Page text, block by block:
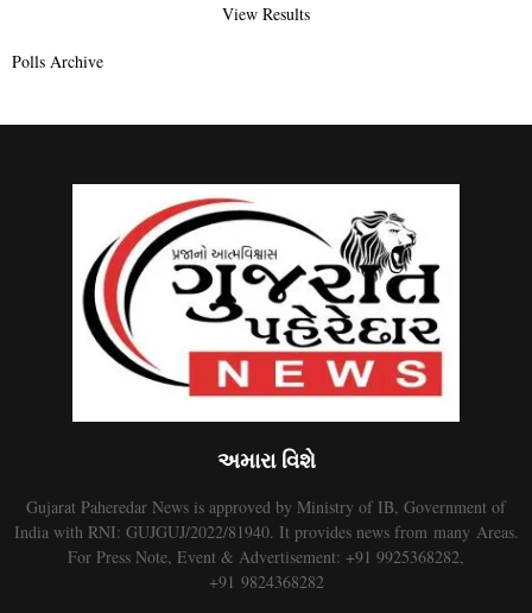
View Results
Polls Archive
અમારા વિશે
Gujarat Paheredar News is approved by Ministry of IB, Government of
India with RNI: GUJGUJ/2022/81940. It provides news from many Areas.
For Press Note, Event & Advertisement: +91 9925368282,
+91 9824368282